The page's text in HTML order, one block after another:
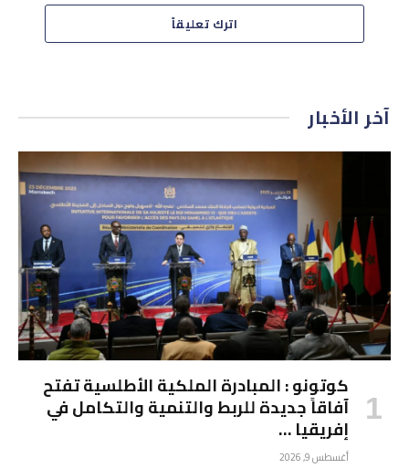
اترك تعليقاً
آخر الأخبار
كوتونو : المبادرة الملكية الأطلسية تفتح
آفاقاً جديدة للربط والتنمية والتكامل في
إفريقيا …
أغسطس 9, 2026